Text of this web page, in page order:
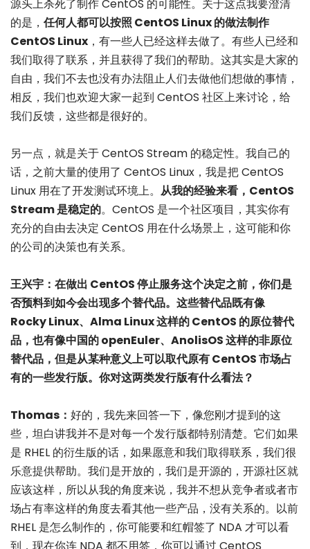
源头上杀死了制作 CentOS 的可能性。关于这点我要澄清
的是， 任何人都可以按照 CentOS Linux 的做法制作
CentOS Linux ，有一些人已经这样去做了。有些人已经和
我们取得了联系，并且获得了我们的帮助。这其实是大家的
自由，我们不去也没有办法阻止人们去做他们想做的事情，
相反，我们也欢迎大家一起到 CentOS 社区上来讨论，给
我们反馈，这些都是很好的。
另一点，就是关于 CentOS Stream 的稳定性。我自己的
话，之前大量的使用了 CentOS Linux，我是把 CentOS
Linux 用在了开发测试环境上。 从我的经验来看，CentOS
Stream 是稳定的。CentOS 是一个社区项目，其实你有
充分的自由去决定 CentOS 用在什么场景上，这可能和你
的公司的决策也有关系。
王兴宇：在做出 CentOS 停止服务这个决定之前，你们是
否预料到如今会出现多个替代品。这些替代品既有像
Rocky Linux、Alma Linux 这样的 CentOS 的原位替代
品，也有像中国的 openEuler、AnolisOS 这样的非原位
替代品，但是从某种意义上可以取代原有 CentOS 市场占
有的一些发行版。你对这两类发行版有什么看法？
Thomas： 好的，我先来回答一下，像您刚才提到的这
些，坦白讲我并不是对每一个发行版都特别清楚。它们如果
是 RHEL 的衍生版的话，如果愿意和我们取得联系，我们很
乐意提供帮助。我们是开放的，我们是开源的，开源社区就
应该这样，所以从我的角度来说，我并不想从竞争者或者市
场占有率这样的角度去看其他一些产品，没有关系的。以前
RHEL 是怎么制作的，你可能要和红帽签了 NDA 才可以看